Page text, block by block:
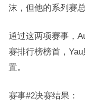
沫，但他的系列赛
通过这两项赛事，
赛排行榜榜首，
置。
赛事#2决赛结果：